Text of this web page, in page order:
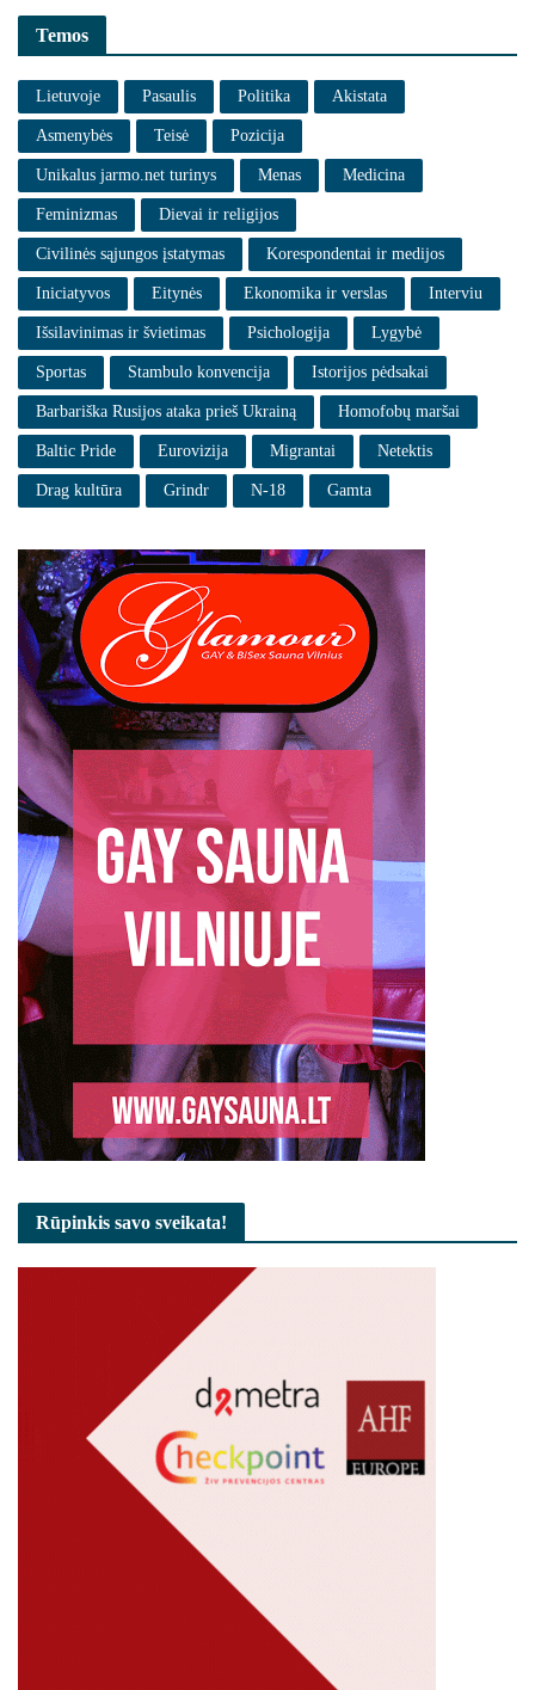
Temos
Lietuvoje Pasaulis Politika Akistata
Asmenybės Teisė Pozicija
Unikalus jarmo.net turinys Menas Medicina
Feminizmas Dievai ir religijos
Civilinės sąjungos įstatymas Korespondentai ir medijos
Iniciatyvos Eitynės Ekonomika ir verslas Interviu
Išsilavinimas ir švietimas Psichologija Lygybė
Sportas Stambulo konvencija Istorijos pėdsakai
Barbariška Rusijos ataka prieš Ukrainą Homofobų maršai
Baltic Pride Eurovizija Migrantai Netektis
Drag kultūra Grindr N-18 Gamta
Rūpinkis savo sveikata!